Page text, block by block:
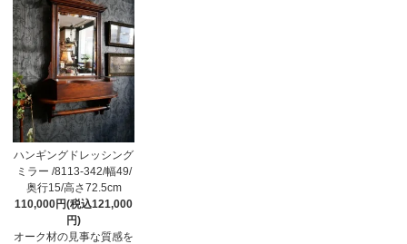
ハンギングドレッシング
ミラー /8113-342/幅49/
奥行15/高さ72.5cm
110,000円(税込121,000
円)
オーク材の見事な質感を